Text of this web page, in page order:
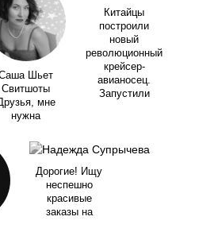
Шьет
Свитшоты
мне
нужна
Китайцы
построили
новый
революционный
крейсер-
авианосец.
Запустили
Дорогие! Ищу
неспешно
красивые
заказы на